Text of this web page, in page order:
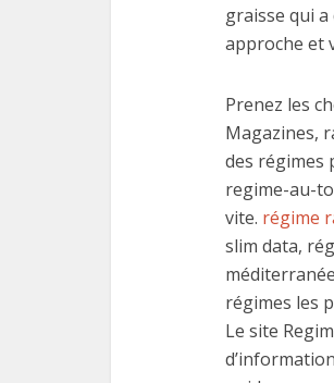
graisse qui
approche et
Prenez les
Magazines,
des régimes
regime-au-
vite. régime
slim data,
régimes les
Le site